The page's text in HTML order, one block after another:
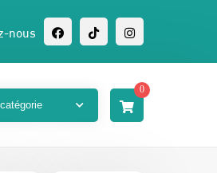
nous
0